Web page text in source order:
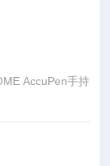
AccuPen手持
青光眼诊断。在